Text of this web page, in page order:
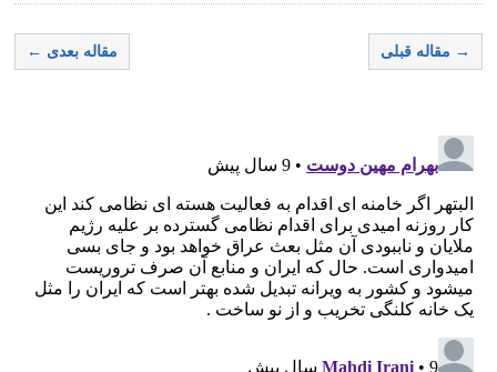
→ مقاله قبلی مقاله بعدی ←